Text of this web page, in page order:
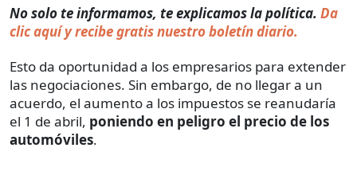
No solo te informamos, te explicamos la política. Da
clic aquí y recibe gratis nuestro boletín diario.
Esto da oportunidad a los empresarios para extender
las negociaciones. Sin embargo, de no llegar a un
acuerdo, el aumento a los impuestos se reanudaría
el 1 de abril, poniendo en peligro el precio de los
automóviles.